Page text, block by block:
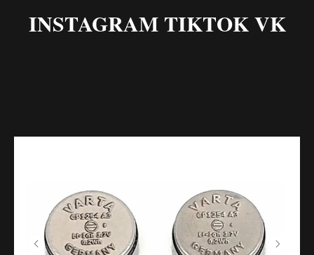
INSTAGRAM TIKTOK VK